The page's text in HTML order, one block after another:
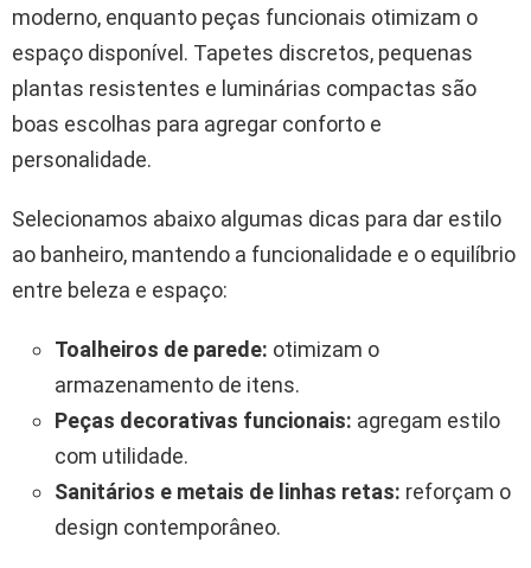
moderno, enquanto peças funcionais otimizam o
espaço disponível. Tapetes discretos, pequenas
plantas resistentes e luminárias compactas são
boas escolhas para agregar conforto e
personalidade.
Selecionamos abaixo algumas dicas para dar estilo
ao banheiro, mantendo a funcionalidade e o equilíbrio
entre beleza e espaço:
Toalheiros de parede: otimizam o
armazenamento de itens.
Peças decorativas funcionais: agregam estilo
com utilidade.
Sanitários e metais de linhas retas: reforçam o
design contemporâneo.